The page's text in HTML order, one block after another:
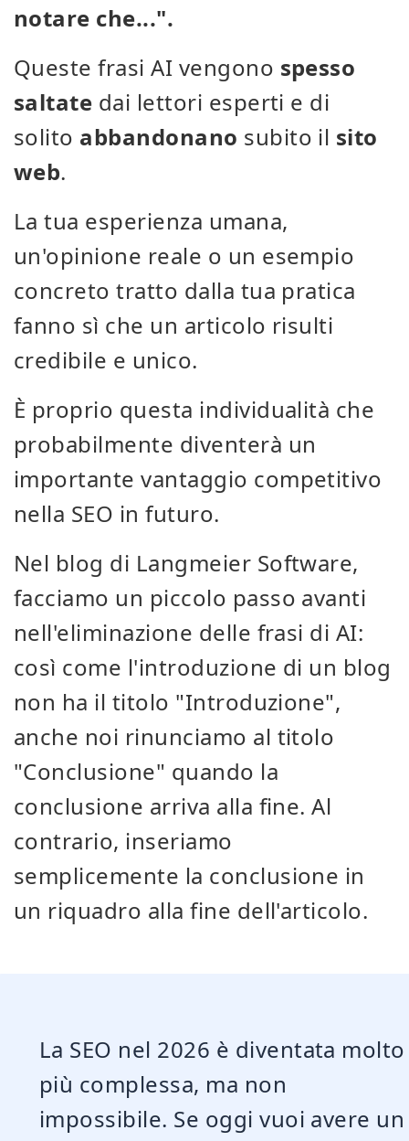
notare che...".
Queste frasi AI vengono spesso
saltate dai lettori esperti e di
solito abbandonano subito il sito
web.
La tua esperienza umana,
un'opinione reale o un esempio
concreto tratto dalla tua pratica
fanno sì che un articolo risulti
credibile e unico.
È proprio questa individualità che
probabilmente diventerà un
importante vantaggio competitivo
nella SEO in futuro.
Nel blog di Langmeier Software,
facciamo un piccolo passo avanti
nell'eliminazione delle frasi di AI:
così come l'introduzione di un blog
non ha il titolo "Introduzione",
anche noi rinunciamo al titolo
"Conclusione" quando la
conclusione arriva alla fine. Al
contrario, inseriamo
semplicemente la conclusione in
un riquadro alla fine dell'articolo.
La SEO nel 2026 è diventata molto
più complessa, ma non
impossibile. Se oggi vuoi avere un